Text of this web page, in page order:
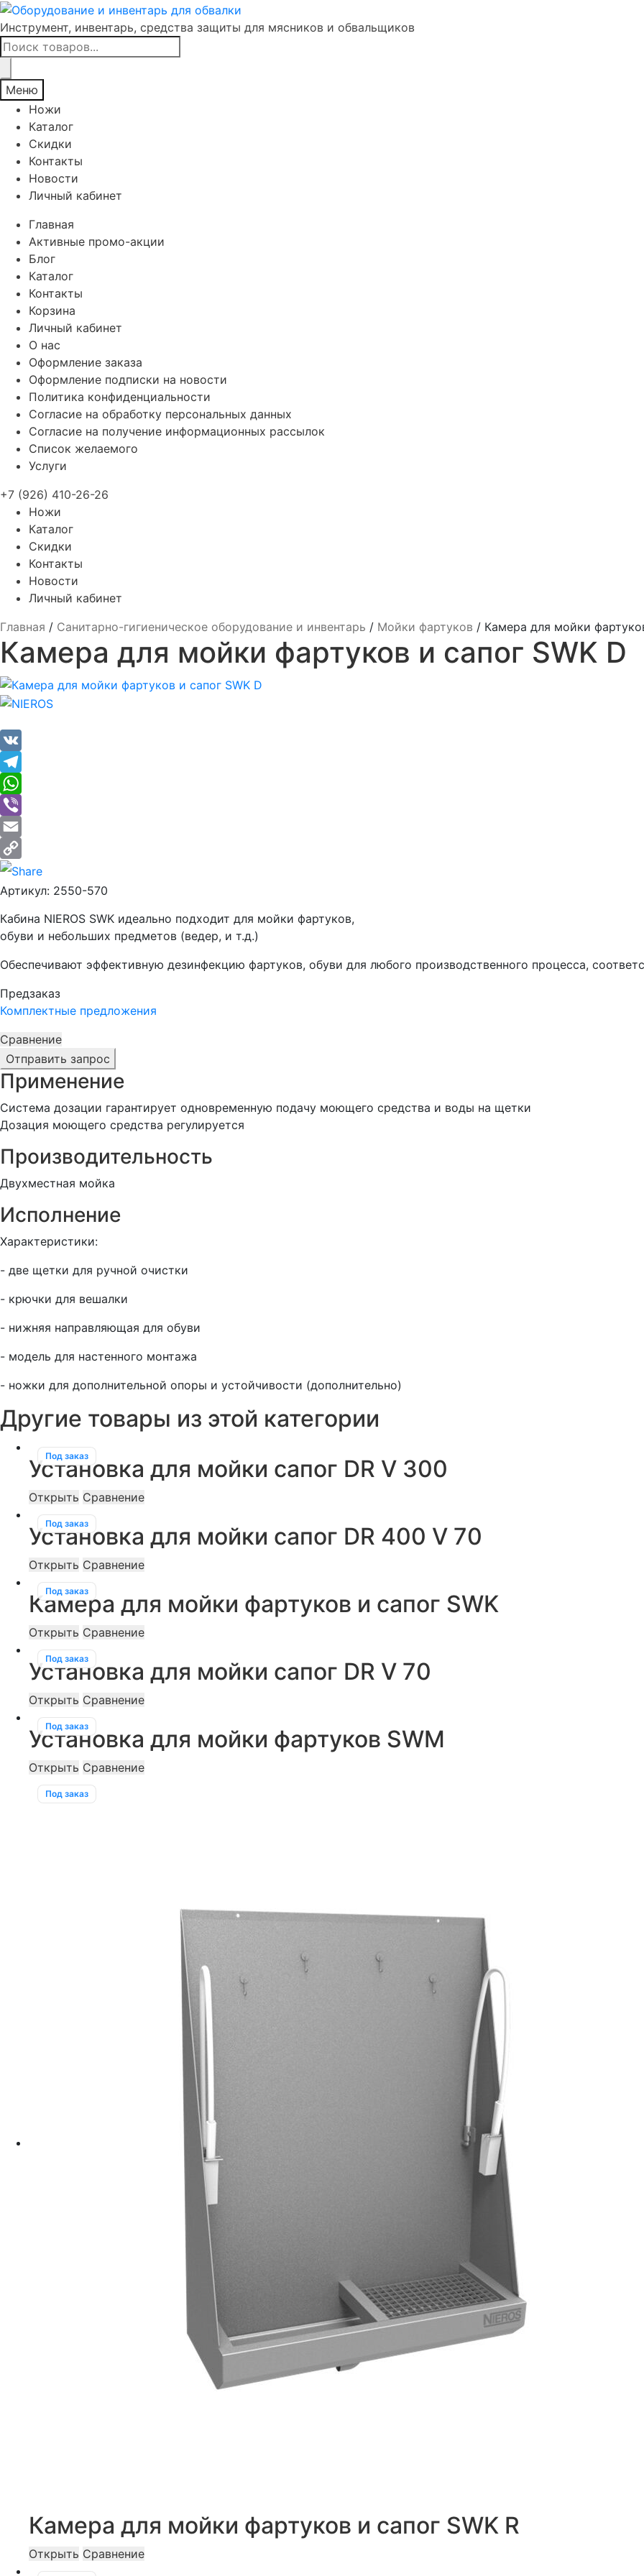
Инструмент, инвентарь, средства защиты для мясников и обвальщиков
Поиск
товаров
Меню
Ножи
Каталог
Скидки
Контакты
Новости
Личный кабинет
Главная
Активные промо-акции
Блог
Каталог
Контакты
Корзина
Личный кабинет
О нас
Оформление заказа
Оформление подписки на новости
Политика конфиденциальности
Согласие на обработку персональных данных
Согласие на получение информационных рассылок
Список желаемого
Услуги
+7 (926) 410-26-26
Ножи
Каталог
Скидки
Контакты
Новости
Личный кабинет
Главная / Санитарно-гигиеническое оборудование и инвентарь / Мойки фартуков / Камера для мойки
Камера для мойки фартуков и сапог SWK D
VK
Telegram
WhatsApp
Viber
Email
Copy
Link
Артикул: 2550-570
Кабина NIEROS SWK идеально подходит для мойки фартуков,
обуви и небольших предметов (ведер, и т.д.)
Обеспечивают эффективную дезинфекцию фартуков, обуви для любого производственного процесса,
Предзаказ
Комплектные предложения
Сравнение
Отправить запрос
Применение
Система дозации гарантирует одновременную подачу моющего средства и воды на щетки
Дозация моющего средства регулируется
Производительность
Двухместная мойка
Исполнение
Характеристики:
- две щетки для ручной очистки
- крючки для вешалки
- нижняя направляющая для обуви
- модель для настенного монтажа
- ножки для дополнительной опоры и устойчивости (дополнительно)
Другие товары из этой категории
Под заказ
Установка для мойки сапог DR V 300
Открыть Сравнение
Под заказ
Установка для мойки сапог DR 400 V 70
Открыть Сравнение
Под заказ
Камера для мойки фартуков и сапог SWK
Открыть Сравнение
Под заказ
Установка для мойки сапог DR V 70
Открыть Сравнение
Под заказ
Установка для мойки фартуков SWM
Открыть Сравнение
Под заказ
Камера для мойки фартуков и сапог SWK R
Открыть Сравнение